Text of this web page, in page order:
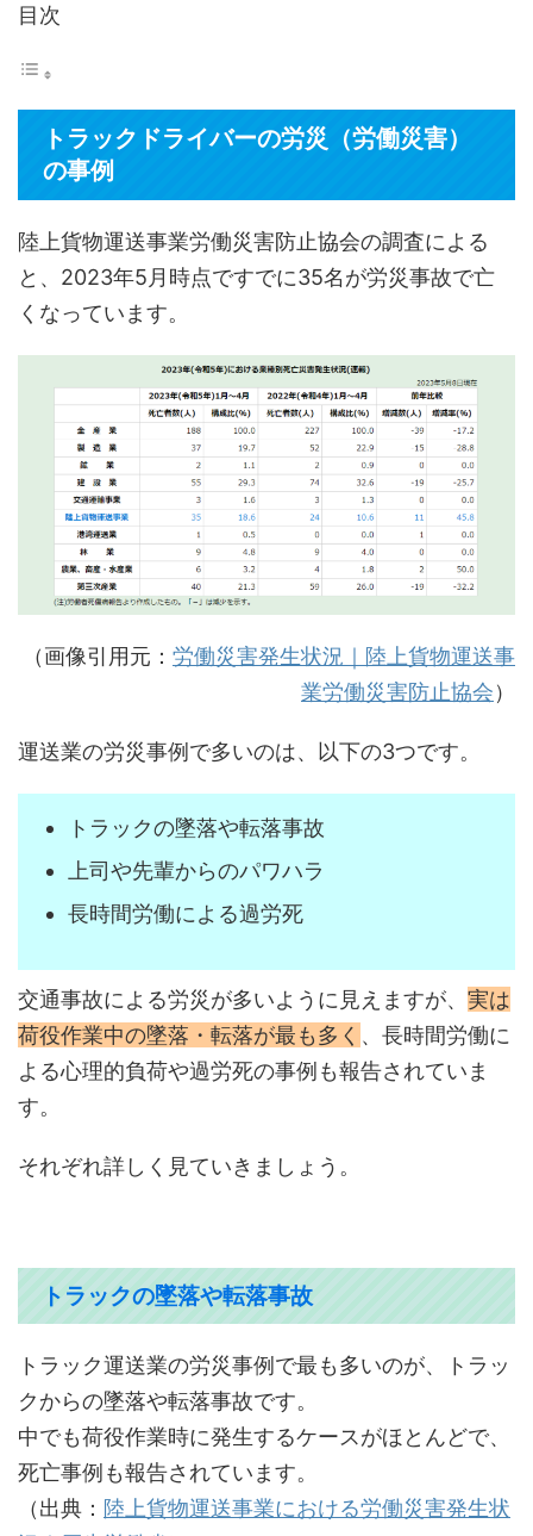
目次
トラックドライバーの労災（労働災害）
の事例
陸上貨物運送事業労働災害防止協会の調査による
と、2023年5月時点ですでに35名が労災事故で亡
くなっています。
（画像引用元： 労働災害発生状況｜陸上貨物運送事
業労働災害防止協会）
運送業の労災事例で多いのは、以下の3つです。
トラックの墜落や転落事故
上司や先輩からのパワハラ
長時間労働による過労死
交通事故による労災が多いように見えますが、 実は
荷役作業中の墜落・転落が最も多く 、長時間労働に
よる心理的負荷や過労死の事例も報告されていま
す。
それぞれ詳しく見ていきましょう。
トラックの墜落や転落事故
トラック運送業の労災事例で最も多いのが、トラッ
クからの墜落や転落事故です。
中でも荷役作業時に発生するケースがほとんどで、
死亡事例も報告されています。
（出典： 陸上貨物運送事業における労働災害発生状